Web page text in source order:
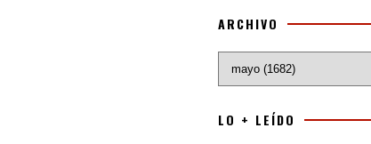
ARCHIVO
LO + LEÍDO